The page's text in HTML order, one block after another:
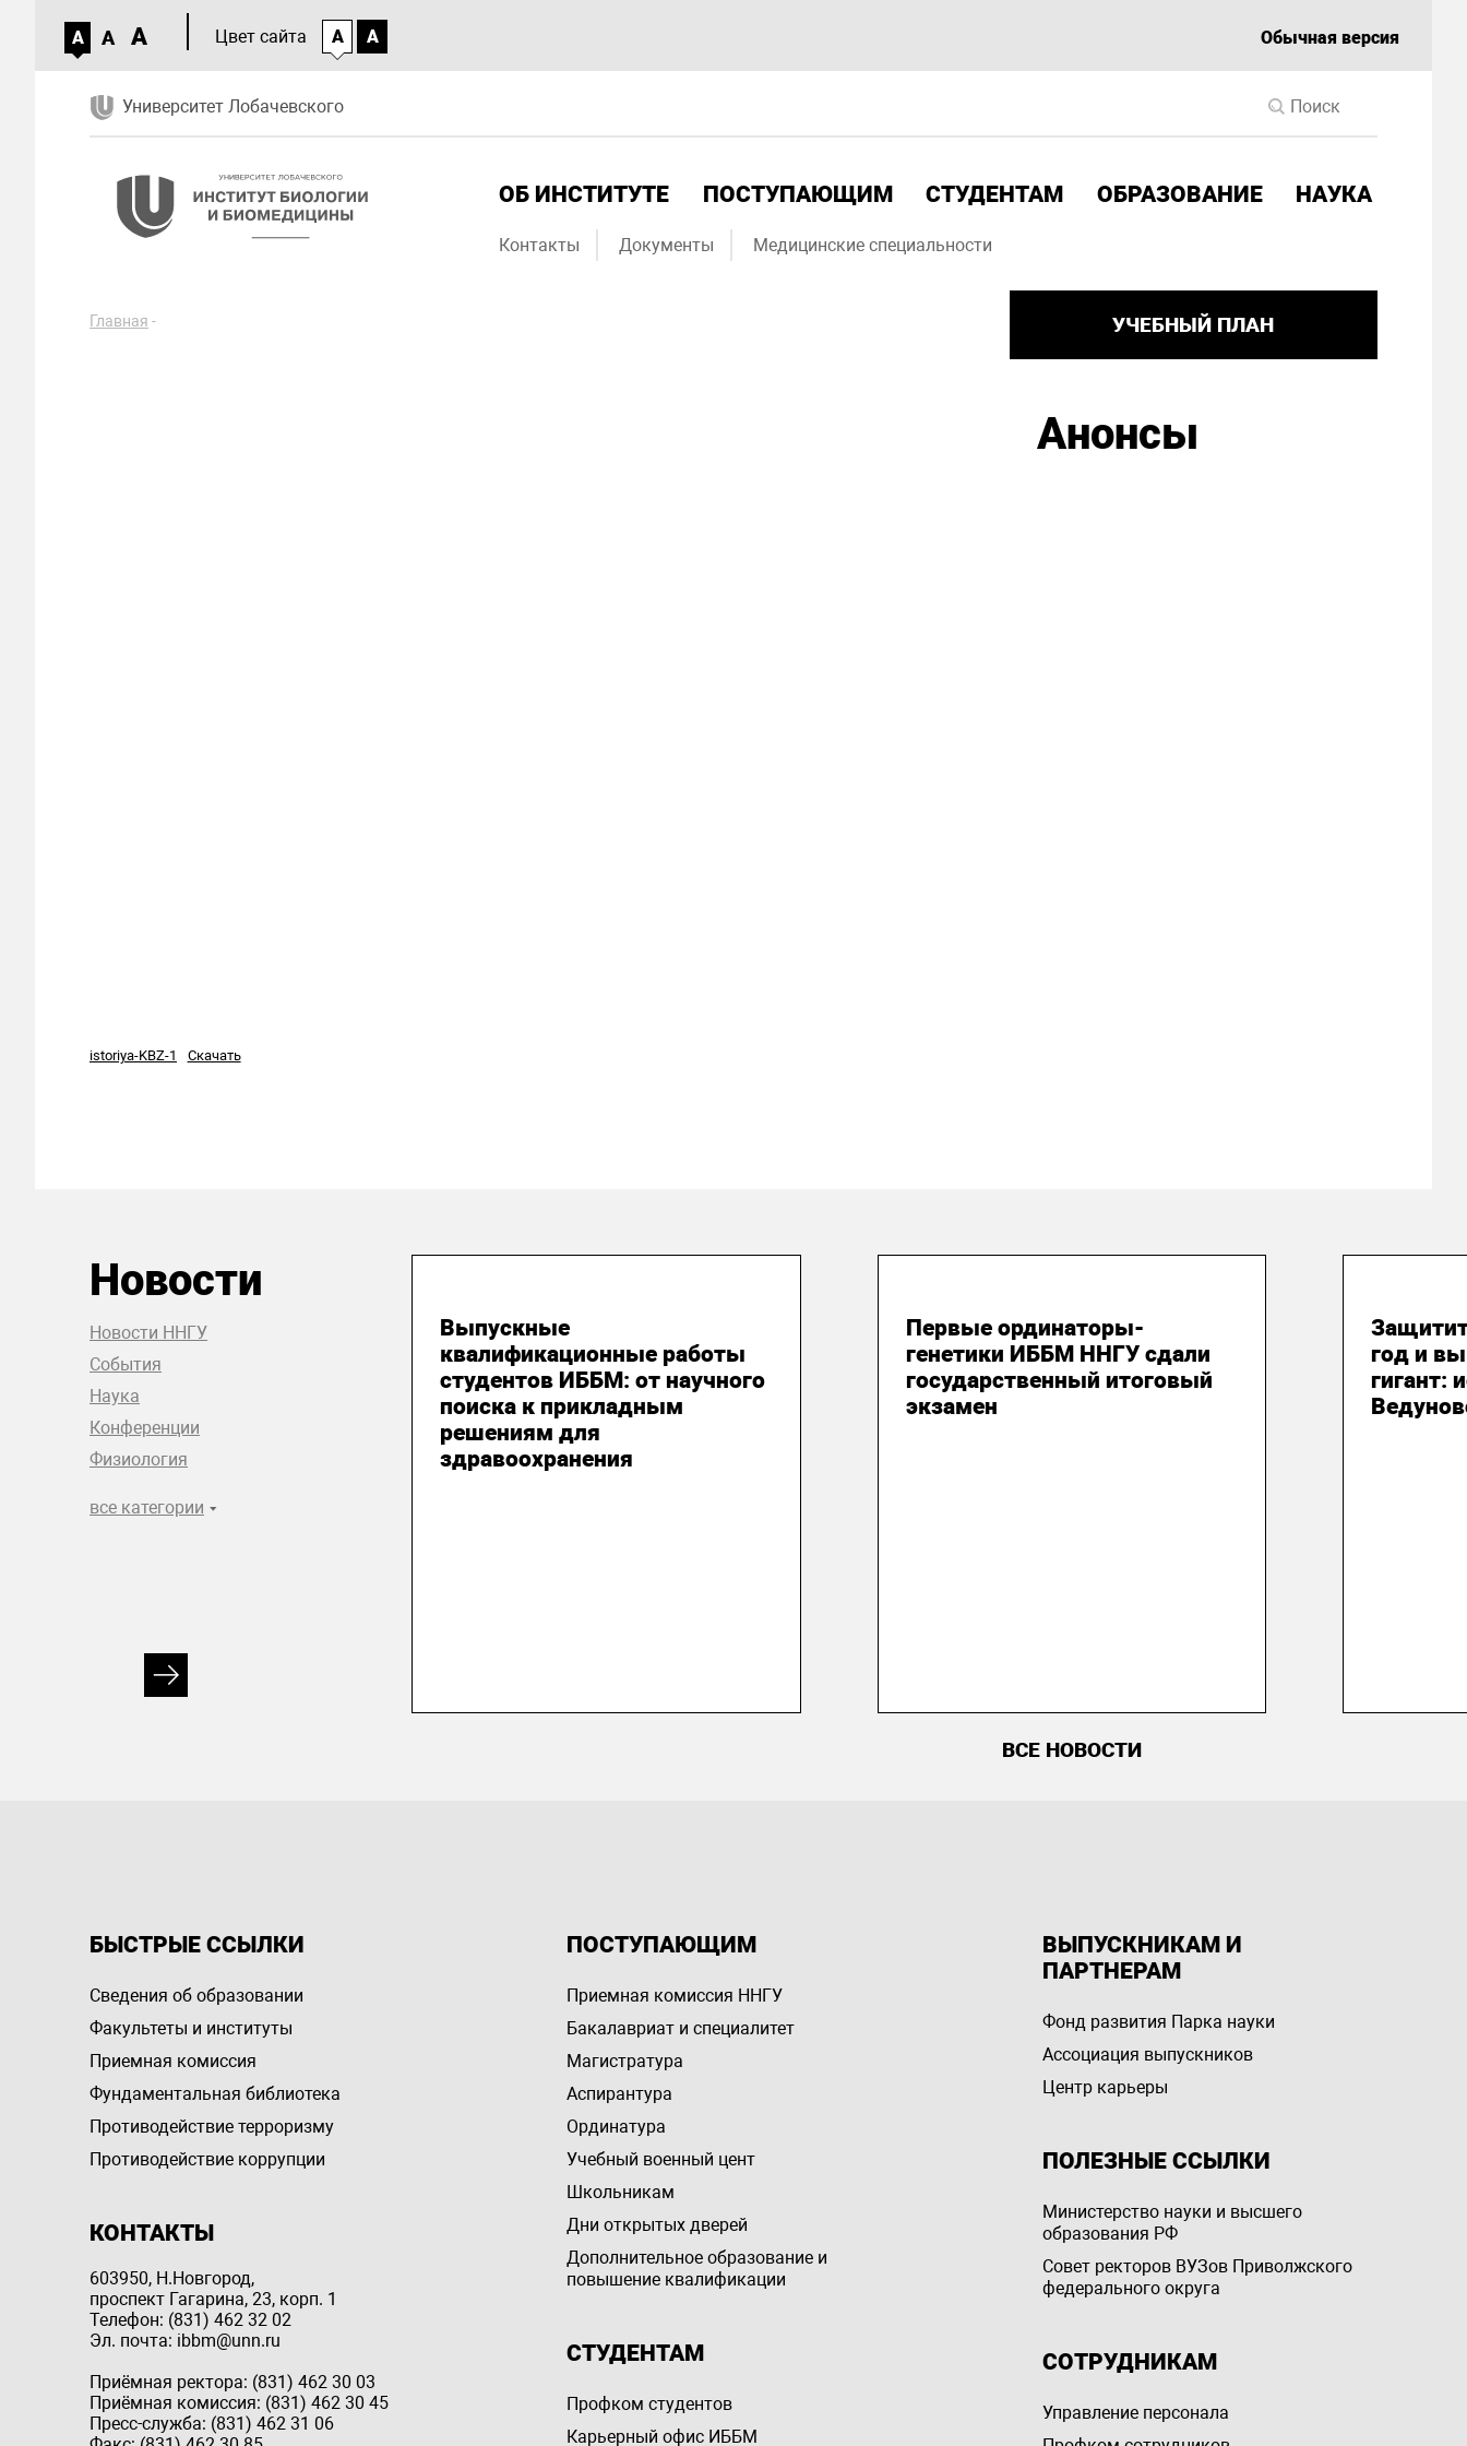
A A A Цвет сайта A A Обычная версия
Университет Лобачевского
ОБ ИНСТИТУТЕ ПОСТУПАЮЩИМ СТУДЕНТАМ ОБРАЗОВАНИЕ НАУКА
Контакты Документы Медицинские специальности
Главная -
istoriya-KBZ-1 Скачать
УЧЕБНЫЙ ПЛАН
Анонсы
Новости
Новости ННГУ
События
Наука
Конференции
Физиология
все категории
Выпускные
квалификационные работы
студентов ИББМ: от научного
поиска к прикладным
решениям для
здравоохранения
Первые ординаторы-
генетики ИББМ ННГУ сдали
государственный итоговый
экзамен
год и
гигант:
ВСЕ НОВОСТИ
БЫСТРЫЕ ССЫЛКИ
Сведения об образовании
Факультеты и институты
Приемная комиссия
Фундаментальная библиотека
Противодействие терроризму
Противодействие коррупции
КОНТАКТЫ
603950, Н.Новгород,
проспект Гагарина, 23, корп. 1
Телефон: (831) 462 32 02
Эл. почта: ibbm@unn.ru
Приёмная ректора: (831) 462 30 03
Приёмная комиссия: (831) 462 30 45
Пресс-служба: (831) 462 31 06
ПОСТУПАЮЩИМ
Приемная комиссия ННГУ
Бакалавриат и специалитет
Магистратура
Аспирантура
Ординатура
Учебный военный цент
Школьникам
Дни открытых дверей
Дополнительное образование и
повышение квалификации
СТУДЕНТАМ
Профком студентов
Карьерный офис ИББМ
ВЫПУСКНИКАМ И
ПАРТНЕРАМ
Фонд развития Парка науки
Ассоциация выпускников
Центр карьеры
ПОЛЕЗНЫЕ ССЫЛКИ
Министерство науки и высшего
образования РФ
Совет ректоров ВУЗов Приволжского
федерального округа
СОТРУДНИКАМ
Управление персоналa